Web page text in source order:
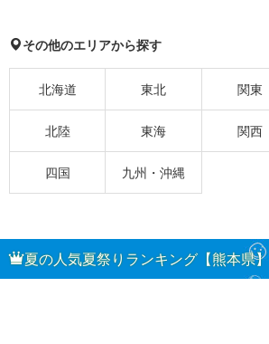
その他のエリアから探す
北海道 東北 関東
北陸 東海 関西
四国 九州・沖縄
夏の人気夏祭りランキング【熊本県】